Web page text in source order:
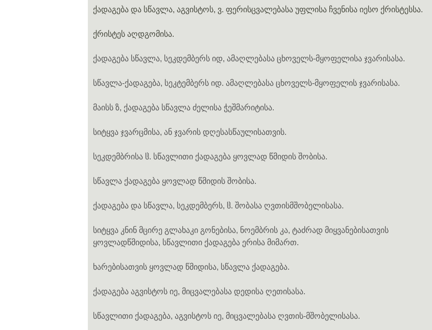
ქადაგება და სწავლა, აგვისტოს, ვ. ფერისცვალებასა უფლისა ჩვენისა იესო ქრისტესსა.
ქრისტეს აღდგომისა.
ქადაგება სწავლა, სეკდემბერს იდ, ამაღლებასა ცხოველს-მყოფელისა ჯვარისასა.
სწავლა-ქადაგება, სეკტემბერს იდ. ამაღლებასა ცხოველს-მყოფელის ჯვარისასა.
მაისს ზ, ქადაგება სწავლა ძელისა ჭეშმარიტისა.
სიტყვა ჯვარცმისა, ან ჯვარის დღესასწაულისათვის.
სეკდემბრისა ჱ. სწავლითი ქადაგება ყოვლად წმიდის შობისა.
სწავლა ქადაგება ყოვლად წმიდის შობისა.
ქადაგება და სწავლა, სეკდემბერს, ჱ. შობასა ღვთისმშობელისასა.
სიტყვა კნინ მცირე გლახაკი გონებისა, ნოემბრის კა, ტაძრად მიყვანებისათვის
ყოვლადწმიდისა, სწავლითი ქადაგება ერისა მიმართ.
ხარებისათვის ყოვლად წმიდისა, სწავლა ქადაგება.
ქადაგება აგვისტოს იე, მიცვალებასა დედისა ღეთისასა.
სწავლითი ქადაგება, აგვისტოს იე, მიცვალებასა ღვთის-მშობელისასა.